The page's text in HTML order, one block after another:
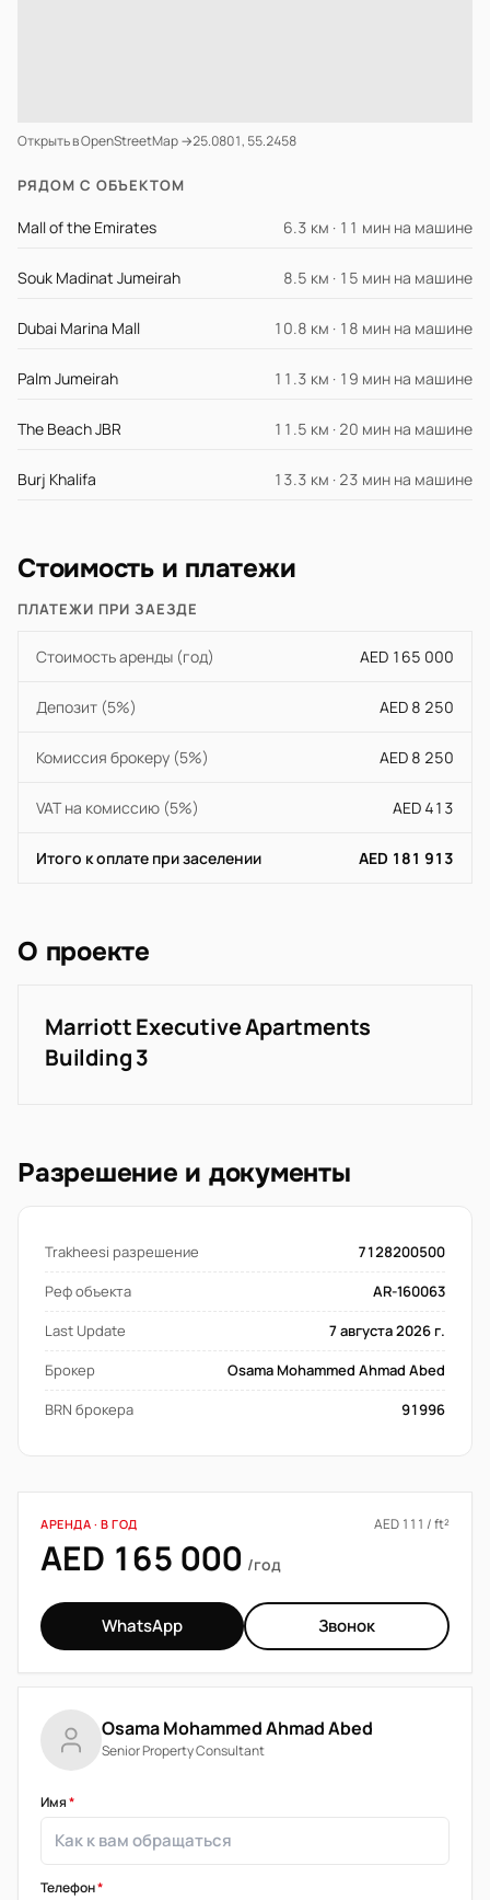
Открыть в OpenStreetMap →25.0801, 55.2458
РЯДОМ С ОБЪЕКТОМ
Mall of the Emirates 6.3 км · 11 мин на машине
Souk Madinat Jumeirah 8.5 км · 15 мин на машине
Dubai Marina Mall 10.8 км · 18 мин на машине
Palm Jumeirah 11.3 км · 19 мин на машине
The Beach JBR 11.5 км · 20 мин на машине
Burj Khalifa 13.3 км · 23 мин на машине
Стоимость и платежи
ПЛАТЕЖИ ПРИ ЗАЕЗДЕ
Стоимость аренды (год) AED 165 000
Депозит (5%) AED 8 250
Комиссия брокеру (5%) AED 8 250
VAT на комиссию (5%) AED 413
Итого к оплате при заселении AED 181 913
О проекте
Marriott Executive Apartments
Building 3
Разрешение и документы
Trakheesi разрешение
7128200500
Реф объекта
AR-160063
Last Update
7 августа 2026 г.
Брокер
Osama Mohammed Ahmad Abed
BRN брокера
91996
АРЕНДА · В ГОД AED 111 / ft²
AED 165 000 /год
WhatsApp Звонок
Osama Mohammed Ahmad Abed
Senior Property Consultant
Имя*
Телефон*